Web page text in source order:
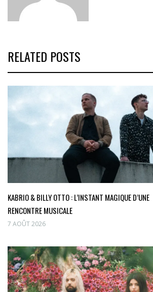
RELATED POSTS
KABRIO & BILLY OTTO : L’INSTANT MAGIQUE D’UNE
RENCONTRE MUSICALE
7 AOÛT 2026